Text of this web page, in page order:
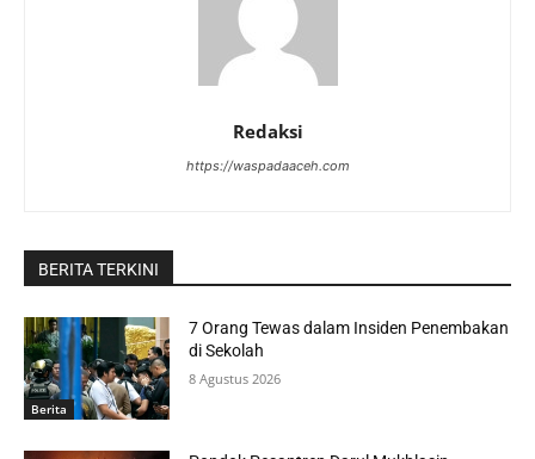
Redaksi
https://waspadaaceh.com
BERITA TERKINI
Berita
7 Orang Tewas dalam Insiden Penembakan
di Sekolah
8 Agustus 2026